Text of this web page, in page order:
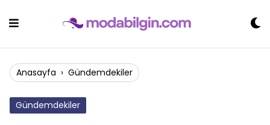
Anasayfa › Gündemdekiler
Gündemdekiler